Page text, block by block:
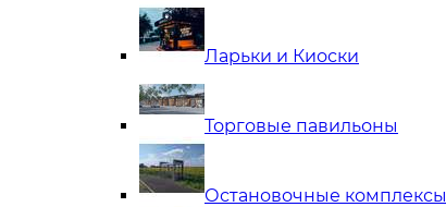
Ларьки и Киоски
Торговые павильоны
Остановочные комплексы